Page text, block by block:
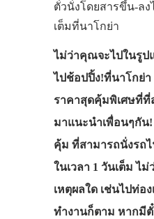
ตั๋วนั่งโดยสารขึ้น-ลง
เต็มที่นาโกย่า
ไม่ว่าคุณจะไปในรูป
ไปช้อปปิ้ง!ที่นาโกย่
ราคาสุดคุ้มพิเศษที่ที่
มาแนะนำเพื่อนๆกัน
คุ้ม ที่สามารถนั่งรถ
ในเวลา 1 วันเต็ม ไ
เหตุผลใด เช่นไปท่อ
ทำงานก็ตาม หากมี